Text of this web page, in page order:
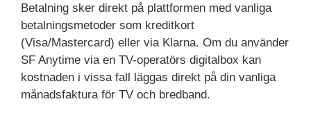
Betalning sker direkt på plattformen med vanliga
betalningsmetoder som kreditkort
(Visa/Mastercard) eller via Klarna. Om du använder
SF Anytime via en TV-operatörs digitalbox kan
kostnaden i vissa fall läggas direkt på din vanliga
månadsfaktura för TV och bredband.